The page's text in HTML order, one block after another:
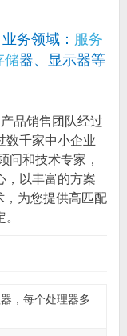
务领域： 服务
储器、显示器等
产品销售团队经过
数千家中小企业
问和技术专家，
，以丰富的方案
，为您提供高匹配
，每个处理器多